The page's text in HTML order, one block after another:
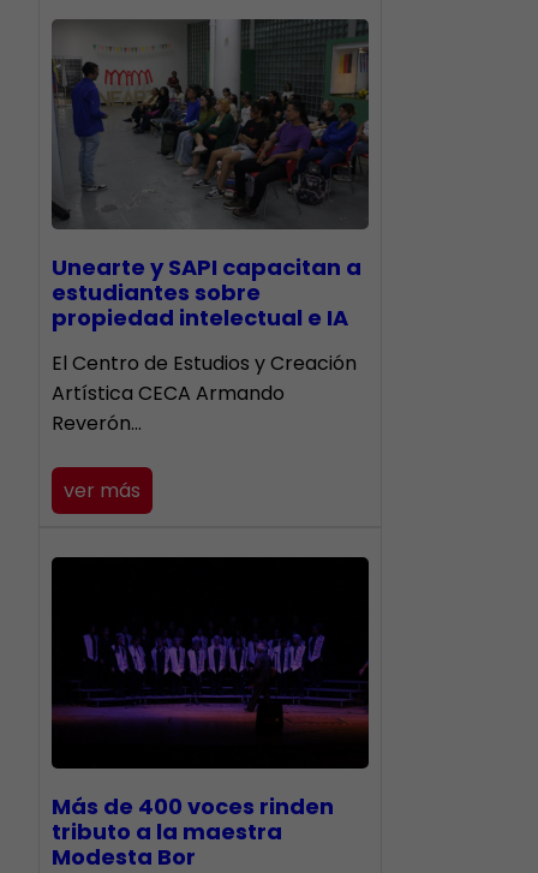
Unearte y SAPI capacitan a
estudiantes sobre
propiedad intelectual e IA
El Centro de Estudios y Creación
Artística CECA Armando
Reverón…
ver más
Más de 400 voces rinden
tributo a la maestra
Modesta Bor